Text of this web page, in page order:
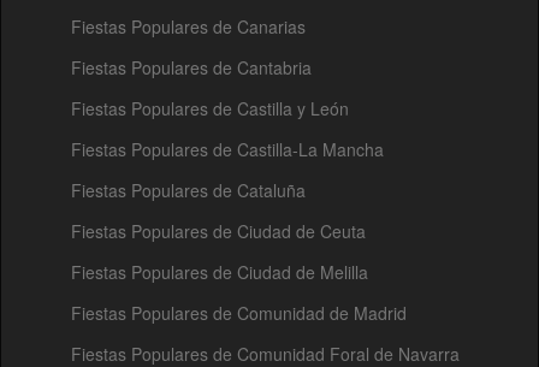
Fiestas Populares de Canarias
Fiestas Populares de Cantabria
Fiestas Populares de Castilla y León
Fiestas Populares de Castilla-La Mancha
Fiestas Populares de Cataluña
Fiestas Populares de Ciudad de Ceuta
Fiestas Populares de Ciudad de Melilla
Fiestas Populares de Comunidad de Madrid
Fiestas Populares de Comunidad Foral de Navarra